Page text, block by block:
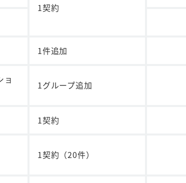
1契約
1件追加
ョ
1グループ追加
1契約
1契約（20件）